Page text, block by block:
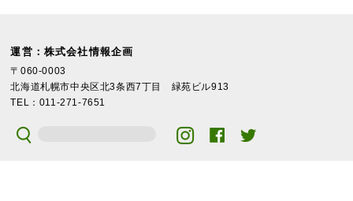
運営：株式会社情報企画
〒060-0003
北海道札幌市中央区北3条西7丁目 緑苑ビル913
TEL：011-271-7651